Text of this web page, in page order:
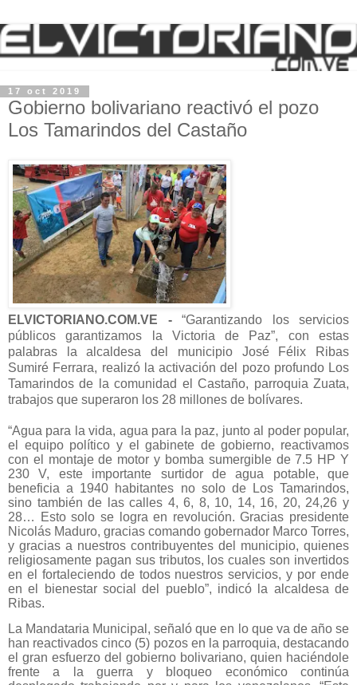
17 oct 2019
Gobierno bolivariano reactivó el pozo
Los Tamarindos del Castaño
ELVICTORIANO.COM.VE -
“Garantizando los servicios
públicos garantizamos la Victoria de Paz”, con estas
palabras la alcaldesa del municipio José Félix Ribas
Sumiré Ferrara, realizó la activación del pozo profundo Los
Tamarindos de la comunidad el Castaño, parroquia Zuata,
trabajos que superaron los 28 millones de bolívares.
“Agua para la vida, agua para la paz, junto al poder popular,
el equipo político y el gabinete de gobierno, reactivamos
con el montaje de motor y bomba sumergible de 7.5 HP Y
230 V, este importante surtidor de agua potable, que
beneficia a 1940 habitantes no solo de Los Tamarindos,
sino también de las calles 4, 6, 8, 10, 14, 16, 20, 24,26 y
28… Esto solo se logra en revolución. Gracias presidente
Nicolás Maduro, gracias comando gobernador Marco Torres,
y gracias a nuestros contribuyentes del municipio, quienes
religiosamente pagan sus tributos, los cuales son invertidos
en el fortaleciendo de todos nuestros servicios, y por ende
en el bienestar social del pueblo”, indicó la alcaldesa de
Ribas.
La Mandataria Municipal, señaló que en lo que va de año se
han reactivados cinco (5) pozos en la parroquia, destacando
el gran esfuerzo del gobierno bolivariano, quien haciéndole
frente a la guerra y bloqueo económico continúa